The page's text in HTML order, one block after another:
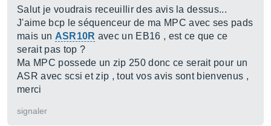
Salut je voudrais receuillir des avis la dessus...
J'aime bcp le séquenceur de ma MPC avec ses pads
mais un ASR10R avec un EB16 , est ce que ce
serait pas top ?
Ma MPC possede un zip 250 donc ce serait pour un
ASR avec scsi et zip , tout vos avis sont bienvenus ,
merci
signaler